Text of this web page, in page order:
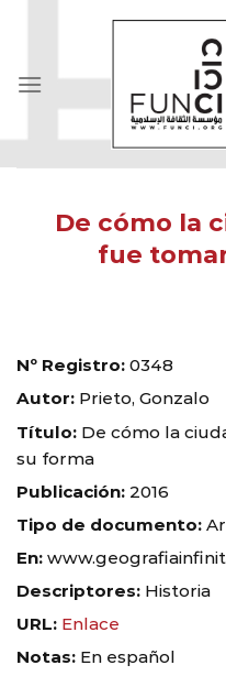
De cómo la
fue
Nº Registro: 0348
Autor: Prieto, Gonzalo
Título: De cómo la
su forma
Publicación: 2016
Tipo de documento:
En:
Descriptores: Historia
URL: Enlace
Notas: En español